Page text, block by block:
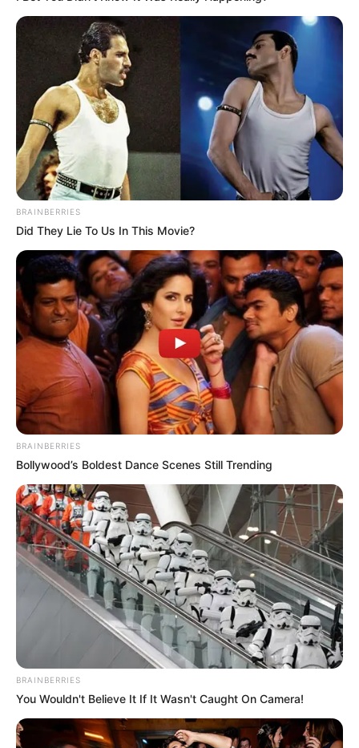
BRAINBERRIES
Did They Lie To Us In This Movie?
BRAINBERRIES
Bollywood’s Boldest Dance Scenes Still Trending
BRAINBERRIES
You Wouldn't Believe It If It Wasn't Caught On Camera!